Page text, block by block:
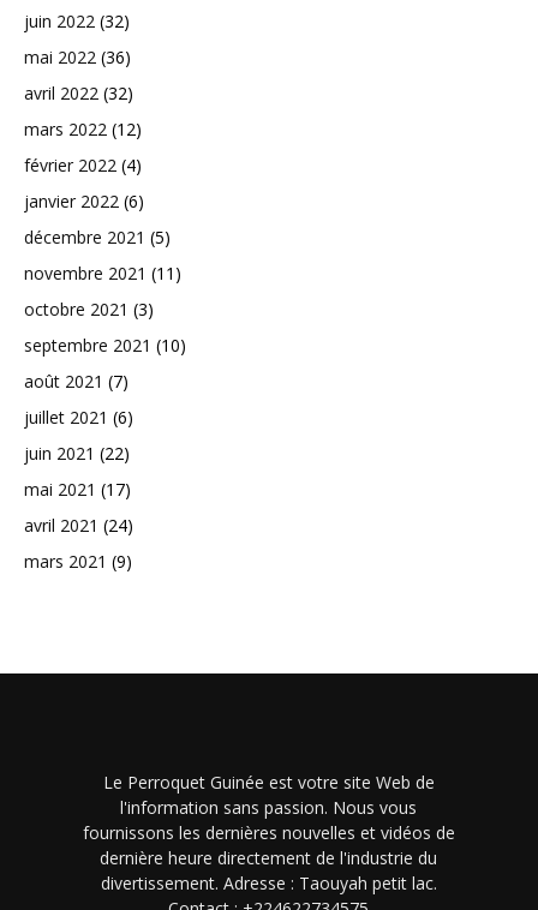
juin 2022 (32)
mai 2022 (36)
avril 2022 (32)
mars 2022 (12)
février 2022 (4)
janvier 2022 (6)
décembre 2021 (5)
novembre 2021 (11)
octobre 2021 (3)
septembre 2021 (10)
août 2021 (7)
juillet 2021 (6)
juin 2021 (22)
mai 2021 (17)
avril 2021 (24)
mars 2021 (9)
Le Perroquet Guinée est votre site Web de
l'information sans passion. Nous vous
fournissons les dernières nouvelles et vidéos de
dernière heure directement de l'industrie du
divertissement. Adresse : Taouyah petit lac.